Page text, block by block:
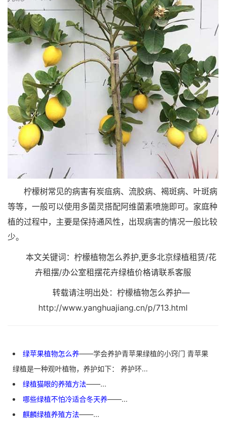
柠檬树常见的病害有炭疽病、流胶病、褐斑病、叶斑病
等等，一般可以使用多菌灵搭配阿维菌素喷施即可。家庭种
植的过程中，主要是保持通风性，出现病害的情况一般比较
少。
本文关键词：柠檬植物怎么养护,更多北京绿植租赁/花
卉租摆/办公室租摆花卉绿植价格请联系客服
转载请注明出处：柠檬植物怎么养护—
http://www.yanghuajiang.cn/p/713.html
绿苹果植物怎么养——学会养护青苹果绿植的小窍门 青苹果
绿植是一种观叶植物，养护如下： 养护环...
绿植猫眼的养殖方法——...
哪些绿植不怕冷适合冬天养——...
麒麟绿植养殖方法——...